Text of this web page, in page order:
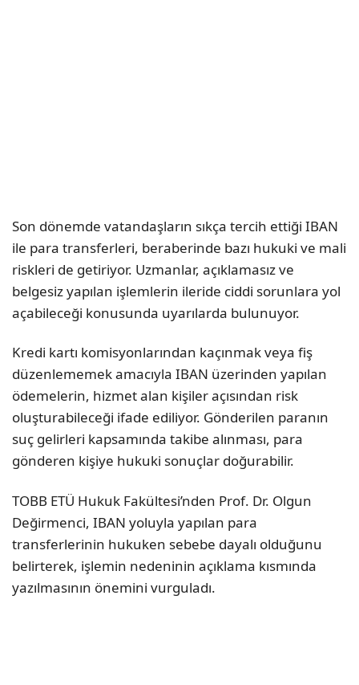
Son dönemde vatandaşların sıkça tercih ettiği IBAN
ile para transferleri, beraberinde bazı hukuki ve mali
riskleri de getiriyor. Uzmanlar, açıklamasız ve
belgesiz yapılan işlemlerin ileride ciddi sorunlara yol
açabileceği konusunda uyarılarda bulunuyor.
Kredi kartı komisyonlarından kaçınmak veya fiş
düzenlememek amacıyla IBAN üzerinden yapılan
ödemelerin, hizmet alan kişiler açısından risk
oluşturabileceği ifade ediliyor. Gönderilen paranın
suç gelirleri kapsamında takibe alınması, para
gönderen kişiye hukuki sonuçlar doğurabilir.
TOBB ETÜ Hukuk Fakültesi’nden Prof. Dr. Olgun
Değirmenci, IBAN yoluyla yapılan para
transferlerinin hukuken sebebe dayalı olduğunu
belirterek, işlemin nedeninin açıklama kısmında
yazılmasının önemini vurguladı.